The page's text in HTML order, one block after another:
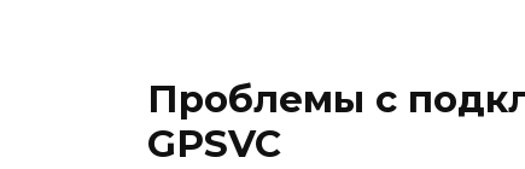
Проблемы с
GPSVC